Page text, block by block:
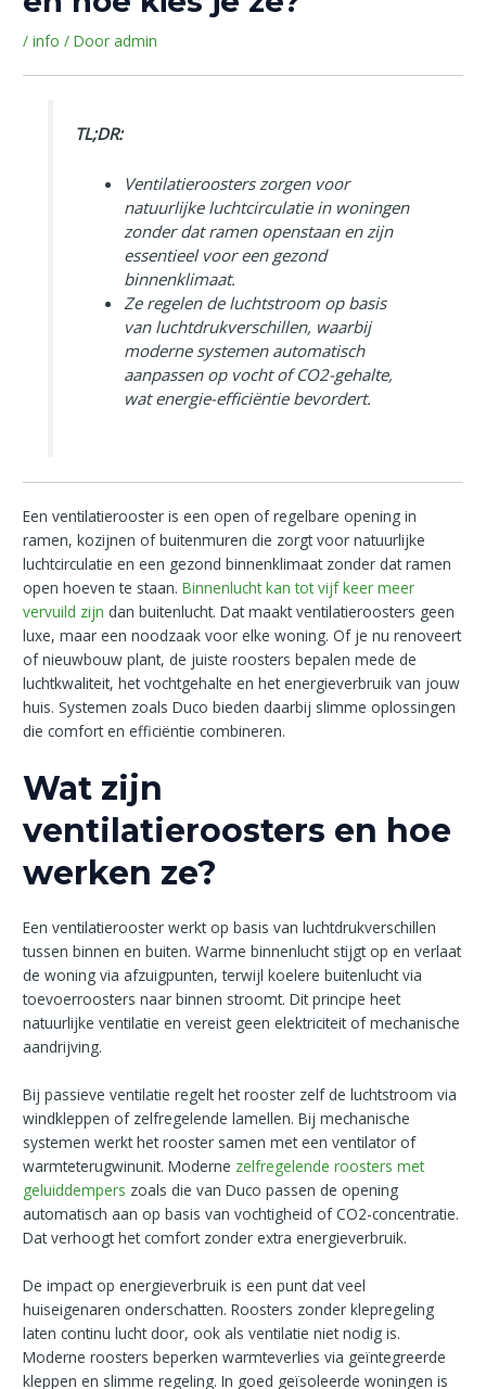
/info / Door admin
TL;DR:
Ventilatieroosters zorgen voor
natuurlijke luchtcirculatie in woningen
zonder dat ramen openstaan en zijn
essentieel voor een gezond
binnenklimaat.
Ze regelen de luchtstroom op basis
van luchtdrukverschillen, waarbij
moderne systemen automatisch
aanpassen op vocht of CO2-gehalte,
wat energie-efficiëntie bevordert.
Een ventilatierooster is een open of regelbare opening in
ramen, kozijnen of buitenmuren die zorgt voor natuurlijke
luchtcirculatie en een gezond binnenklimaat zonder dat ramen
open hoeven te staan.Binnenlucht kan tot vijf keer meer
vervuild zijn dan buitenlucht. Dat maakt ventilatieroosters geen
luxe, maar een noodzaak voor elke woning. Of je nu renoveert
of nieuwbouw plant, de juiste roosters bepalen mede de
luchtkwaliteit, het vochtgehalte en het energieverbruik van jouw
huis. Systemen zoals Duco bieden daarbij slimme oplossingen
die comfort en efficiëntie combineren.
Wat zijn
ventilatieroosters en hoe
werken ze?
Een ventilatierooster werkt op basis van luchtdrukverschillen
tussen binnen en buiten. Warme binnenlucht stijgt op en verlaat
de woning via afzuigpunten, terwijl koelere buitenlucht via
toevoerroosters naar binnen stroomt. Dit principe heet
natuurlijke ventilatie en vereist geen elektriciteit of mechanische
aandrijving.
Bij passieve ventilatie regelt het rooster zelf de luchtstroom via
windkleppen of zelfregelende lamellen. Bij mechanische
systemen werkt het rooster samen met een ventilator of
warmteterugwinunit. Moderne zelfregelende roosters met
geluiddempers zoals die van Duco passen de opening
automatisch aan op basis van vochtigheid of CO2-concentratie.
Dat verhoogt het comfort zonder extra energieverbruik.
De impact op energieverbruik is een punt dat veel
huiseigenaren onderschatten. Roosters zonder klepregeling
laten continu lucht door, ook als ventilatie niet nodig is.
Moderne roosters beperken warmteverlies via geïntegreerde
kleppen en slimme regeling. In goed geïsoleerde woningen is